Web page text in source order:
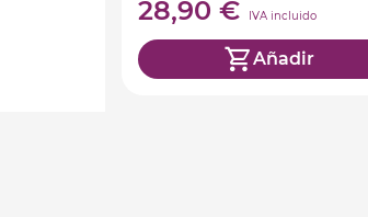
28,90 € IVA incluido
Añadir